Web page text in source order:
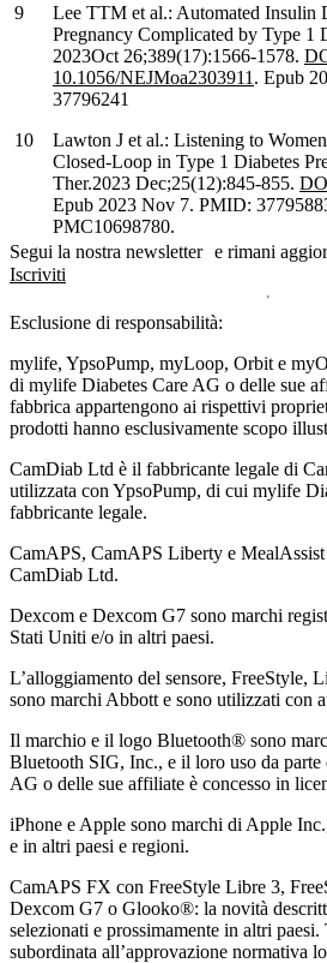
Lee TTM et al.: Automated Insulin
Pregnancy Complicated by Type 1
2023Oct 26;389(17):1566-1578.
10.1056/NEJMoa2303911 . Epub
37796241
Lawton J et al.: Listening to
Closed-Loop in Type 1 Diabetes
Ther.2023 Dec;25(12):845-855.
Epub 2023 Nov 7. PMID:
PMC10698780.
Segui la nostra newsletter e rimani
Iscriviti
Esclusione di responsabilità:
mylife, YpsoPump, myLoop, Orbit e
di mylife Diabetes Care AG o delle sue
fabbrica appartengono ai rispettivi
prodotti hanno esclusivamente scopo
CamDiab Ltd è il fabbricante legale di
utilizzata con YpsoPump, di cui mylife
fabbricante legale.
CamAPS, CamAPS Liberty e
CamDiab Ltd.
Dexcom e Dexcom G7 sono marchi
Stati Uniti e/o in altri paesi.
L’alloggiamento del sensore, FreeStyle,
sono marchi Abbott e sono utilizzati con
Il marchio e il logo Bluetooth® sono
Bluetooth SIG, Inc., e il loro uso da
AG o delle sue affiliate è concesso in
iPhone e Apple sono marchi di Apple
e in altri paesi e regioni.
CamAPS FX con FreeStyle Libre 3,
Dexcom G7 o Glooko®: la novità
selezionati e prossimamente in altri paesi.
subordinata all’approvazione normativa